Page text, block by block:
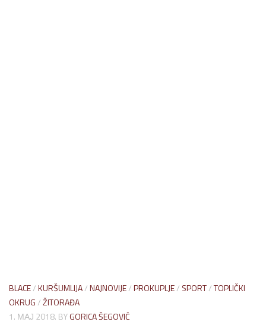
BLACE/KURŠUMLIJA/NAJNOVIJE/PROKUPLJE/ SPORT/TOPLIČKI
OKRUG/ŽITORAĐA
1. МАЈ 2018. BYGORICA ŠEGOVIĆ